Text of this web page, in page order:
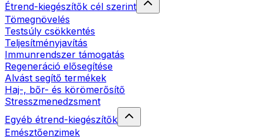
Étrend-kiegészítők cél szerint
Tömegnövelés
Testsúly csökkentés
Teljesítményjavítás
Immunrendszer támogatás
Regeneráció elősegítése
Alvást segítő termékek
Haj-, bőr- és körömerősítő
Stresszmenedzsment
Egyéb étrend-kiegészítők
Emésztőenzimek